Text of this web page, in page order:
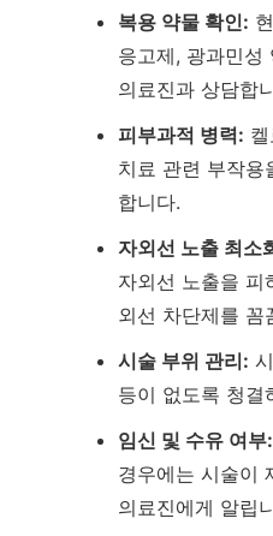
복용 약물 확인:
응고제, 광과민성
의료진과 상담합
피부과적 병력:
치료 관련 부작용
합니다.
자외선 노출 최소
자외선 노출을 피
외선 차단제를 꼼
시술 부위 관리:
등이 없도록 청결
임신 및 수유 여부:
경우에는 시술이
의료진에게 알립